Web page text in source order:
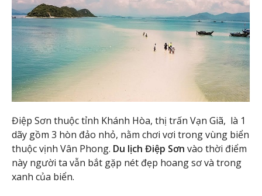
Điệp Sơn thuộc tỉnh Khánh Hòa, thị trấn Vạn Giã, là 1
dãy gồm 3 hòn đảo nhỏ, nằm chơi vơi trong vùng biển
thuộc vịnh Vân Phong. Du lịch Điệp Sơn vào thời điểm
này người ta vẫn bắt gặp nét đẹp hoang sơ và trong
xanh của biển.